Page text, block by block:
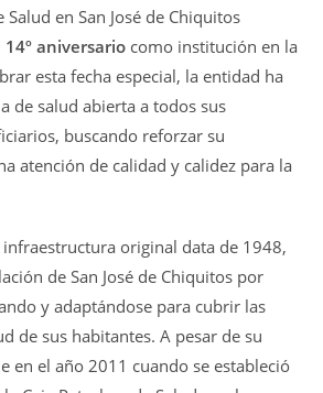
Salud en San José de Chiquitos
14º aniversario como institución en la
esta fecha especial, la entidad ha
de salud abierta a todos sus
buscando reforzar su
atención de calidad y calidez para la
original data de 1948,
de San José de Chiquitos por
y adaptándose para cubrir las
de sus habitantes. A pesar de su
en el año 2011 cuando se estableció